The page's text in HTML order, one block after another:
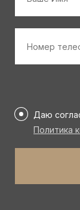
телефона
*
Даю
Политика